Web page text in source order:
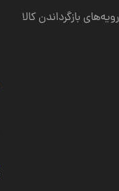
رویه‌های بازگرداندن کالا